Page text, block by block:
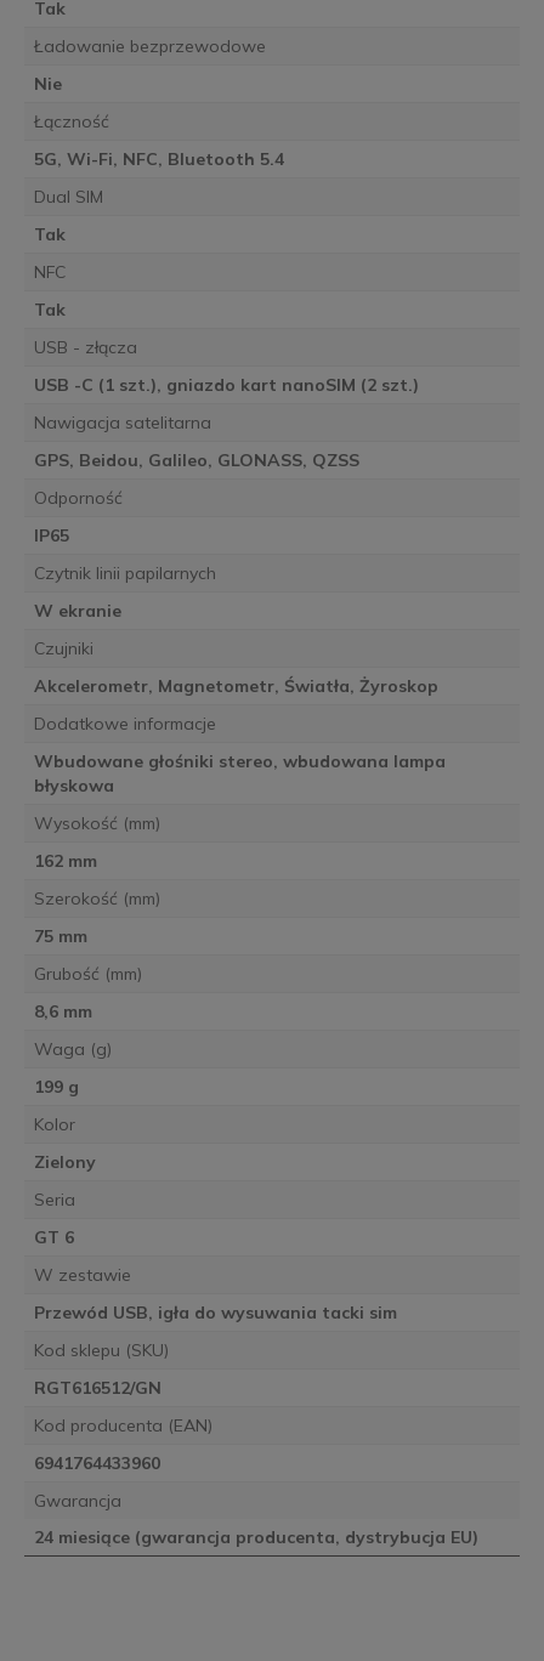
Tak
Ładowanie bezprzewodowe
Nie
Łączność
5G, Wi-Fi, NFC, Bluetooth 5.4
Dual SIM
Tak
NFC
Tak
USB - złącza
USB -C (1 szt.), gniazdo kart nanoSIM (2 szt.)
Nawigacja satelitarna
GPS, Beidou, Galileo, GLONASS, QZSS
Odporność
IP65
Czytnik linii papilarnych
W ekranie
Czujniki
Akcelerometr, Magnetometr, Światła, Żyroskop
Dodatkowe informacje
Wbudowane głośniki stereo, wbudowana lampa
błyskowa
Wysokość (mm)
162 mm
Szerokość (mm)
75 mm
Grubość (mm)
8,6 mm
Waga (g)
199 g
Kolor
Zielony
Seria
GT 6
W zestawie
Przewód USB, igła do wysuwania tacki sim
Kod sklepu (SKU)
RGT616512/GN
Kod producenta (EAN)
6941764433960
Gwarancja
24 miesiące (gwarancja producenta, dystrybucja EU)